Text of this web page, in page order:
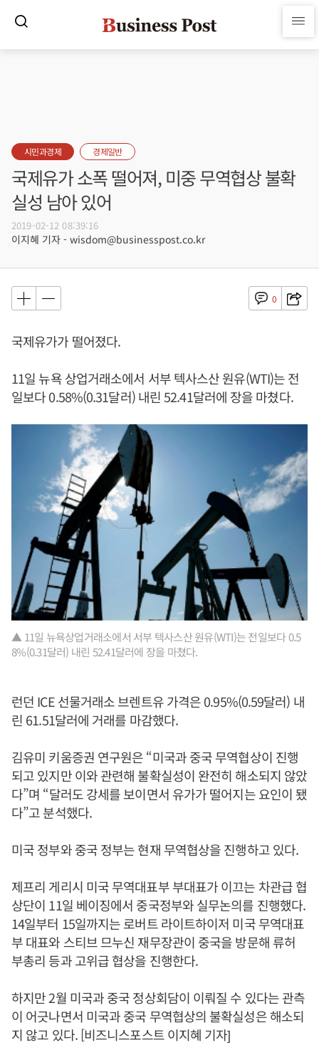
시민과경제 경제일반
국제유가 소폭 떨어져, 미중 무역협상 불확
실성 남아 있어
2019-02-12 08:39:16
이지혜 기자 - wisdom@businesspost.co.kr
0
국제유가가 떨어졌다.
11일 뉴욕 상업거래소에서 서부 텍사스산 원유(WTI)는 전
일보다 0.58%(0.31달러) 내린 52.41달러에 장을 마쳤다.
▲ 11일 뉴욕상업거래소에서 서부 텍사스산 원유(WTI)는 전일보다 0.5
8%(0.31달러) 내린 52.41달러에 장을 마쳤다.
런던 ICE 선물거래소 브렌트유 가격은 0.95%(0.59달러) 내
린 61.51달러에 거래를 마감했다.
김유미 키움증권 연구원은 “미국과 중국 무역협상이 진행
되고 있지만 이와 관련해 불확실성이 완전히 해소되지 않았
다”며 “달러도 강세를 보이면서 유가가 떨어지는 요인이 됐
다”고 분석했다.
미국 정부와 중국 정부는 현재 무역협상을 진행하고 있다.
제프리 게리시 미국 무역대표부 부대표가 이끄는 차관급 협
상단이 11일 베이징에서 중국정부와 실무논의를 진행했다.
14일부터 15일까지는 로버트 라이트하이저 미국 무역대표
부 대표와 스티브 므누신 재무장관이 중국을 방문해 류허
부총리 등과 고위급 협상을 진행한다.
하지만 2월 미국과 중국 정상회담이 이뤄질 수 있다는 관측
이 어긋나면서 미국과 중국 무역협상의 불확실성은 해소되
지 않고 있다. [비즈니스포스트 이지혜 기자]